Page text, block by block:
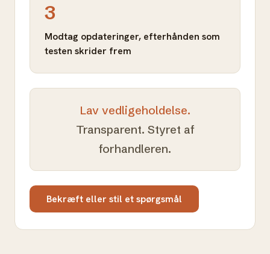
3
Modtag opdateringer, efterhånden som
testen skrider frem
Lav vedligeholdelse.
Transparent. Styret af
forhandleren.
Bekræft eller stil et spørgsmål